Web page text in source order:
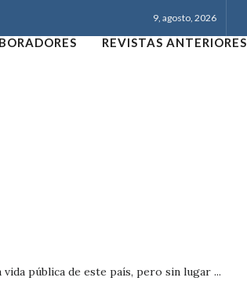
9, agosto, 2026
REVISTAS ANTERIORES
pública de este país, pero sin lugar ...